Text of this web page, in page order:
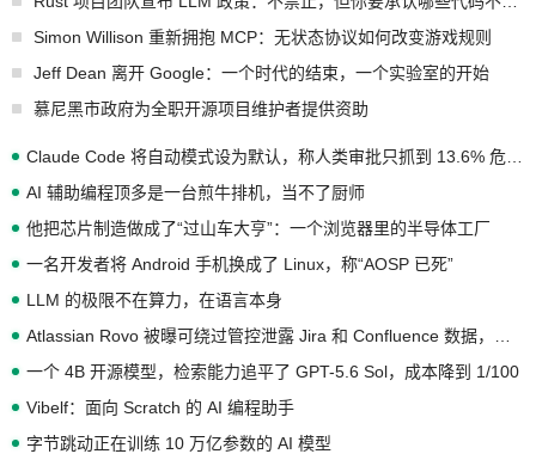
Simon Willison 重新拥抱 MCP：无状态协议如何改变游戏规则
Jeff Dean 离开 Google：一个时代的结束，一个实验室的开始
慕尼黑市政府为全职开源项目维护者提供资助
AI 辅助编程顶多是一台煎牛排机，当不了厨师
他把芯片制造做成了“过山车大亨”：一个浏览器里的半导体工厂
一名开发者将 Android 手机换成了 Linux，称“AOSP 已死”
LLM 的极限不在算力，在语言本身
一个 4B 开源模型，检索能力追平了 GPT-5.6 Sol，成本降到 1/100
Vibelf：面向 Scratch 的 AI 编程助手
字节跳动正在训练 10 万亿参数的 AI 模型